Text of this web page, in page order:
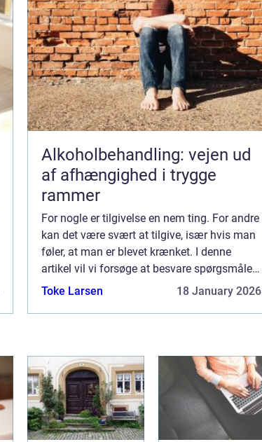
Alkoholbehandling: vejen ud
af afhængighed i trygge
rammer
For nogle er tilgivelse en nem ting. For andre
kan det være svært at tilgive, især hvis man
føler, at man er blevet krænket. I denne
artikel vil vi forsøge at besvare spørgsmålet:
Hvordan bliver man ...
Toke Larsen 18 January 2026